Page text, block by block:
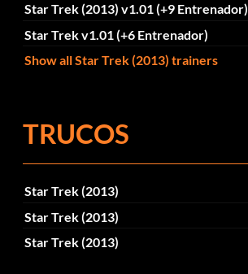
Star Trek (2013) v1.01 (+9 Entrenador)
Star Trek v1.01 (+6 Entrenador)
Show all Star Trek (2013) trainers
TRUCOS
Star Trek (2013)
Star Trek (2013)
Star Trek (2013)